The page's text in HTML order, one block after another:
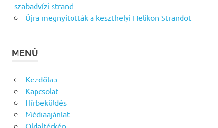
szabadvízi strand
Újra megnyitották a keszthelyi Helikon Strandot
MENÜ
Kezdőlap
Kapcsolat
Hírbeküldés
Médiaajánlat
Oldaltérkép